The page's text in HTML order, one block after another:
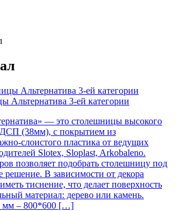
Альтернатива 3-ей категории
— это столешницы высокого
ДСП (38мм), с покрытием из
слоистого пластика от ведущих
Slotex, Sloplast, Arkobaleno.
позволяет подобрать столешницу под
решение. В зависимости от декора
тиснение, что делает поверхность
материал: дерево или камень.
мм – 800*600 […]